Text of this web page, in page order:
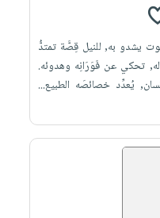
يشدو به, للنيل قِصَّة تمتدُّ
تحكي عن فَوَرَانِه وهدوئه.
يُعدِّد خصائصَه الطبيع...